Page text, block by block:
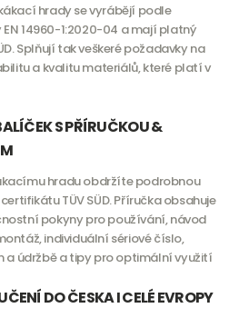
hrady se vyrábějí podle
14960-1:2020-04 a mají platný
Splňují tak veškeré požadavky na
a kvalitu materiálů, které platí v
S PŘÍRUČKOU &
hradu obdržíte podrobnou
TÜV SÜD. Příručka obsahuje
pokyny pro používání, návod
individuální sériové číslo,
a údržbě a tipy pro optimální využití
DO ČESKA I CELÉ EVROPY